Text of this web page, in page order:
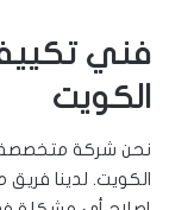
فني
الكويت
نحن شركة متخصصة
الكويت. لدينا